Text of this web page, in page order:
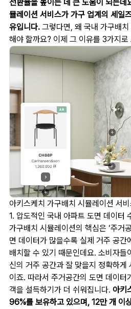
전환율을 높이는 데 큰 도움이 되는데
뮬레이션 서비스가 가구 업계의 세일
유입니다. 그렇다면, 왜 국내 가구배
해야 할까요? 이제 그 이유를 3가지로
아키스케치 가구배치 시뮬레이션 서
1. 압도적인 국내 아파트 도면 데이터
가구배치 시뮬레이션의 핵심은 ‘주거
면 데이터가 많을수록 실제 거주 공간
배치할 수 있기 때문인데요. 소비자들
신의 거주 공간과 잘 맞을지 정확하게
이죠. 따라서 주거공간의 도면 데이터
객을 설득하기가 더 쉬워집니다. 아키
96%를 보유하고 있으며, 12만 개 이